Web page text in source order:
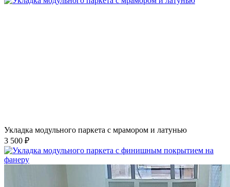
Укладка модульного паркета с мрамором и латунью
3 500 ₽